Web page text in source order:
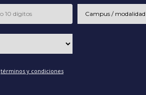
términos y condiciones